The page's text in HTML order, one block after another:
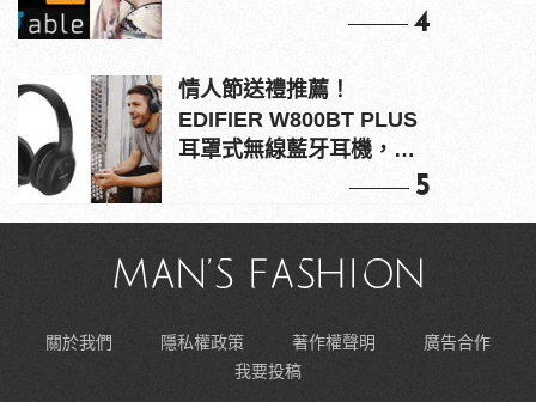
4
情人節送禮推薦！
EDIFIER W800BT PLUS
耳罩式無線藍牙耳機，在
5
關於我們 隱私權政策 著作權聲明
廣告合作
我要投稿